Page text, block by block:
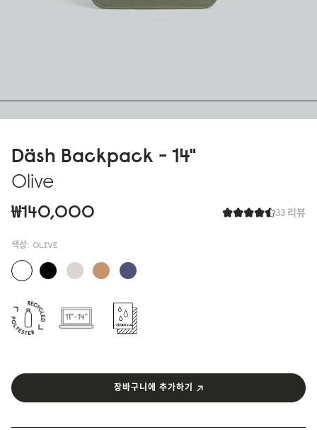
Däsh Backpack - 14"
Olive
33 리뷰
₩140,000
색상: OLIVE
장바구니에 추가하기